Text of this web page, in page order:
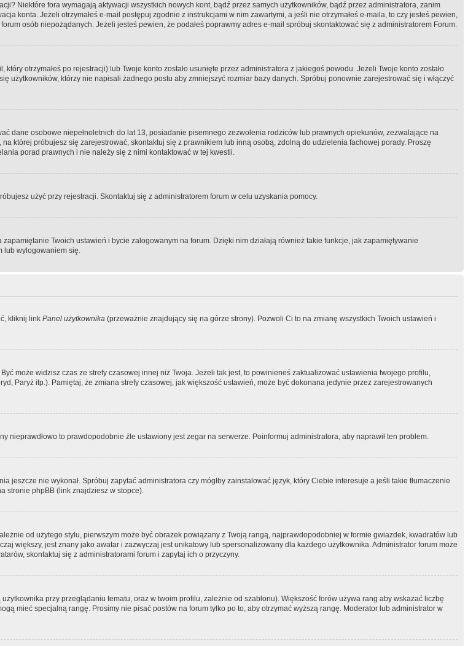
Niektóre fora wymagają aktywacji wszystkich nowych kont, bądź przez samych użytkowników, bądź przez administratora, zanim
konta. Jeżeli otrzymałeś e-mail postępuj zgodnie z instrukcjami w nim zawartymi, a jeśli nie otrzymałeś e-maila, to czy jesteś pewien,
osób niepożądanych. Jeżeli jesteś pewien, że podałeś poprawmy adres e-mail spróbuj skontaktować się z administratorem Forum.
otrzymałeś po rejestracji) lub Twoje konto zostało usunięte przez administratora z jakiegoś powodu. Jeżeli Twoje konto zostało
użytkowników, którzy nie napisali żadnego postu aby zmniejszyć rozmiar bazy danych. Spróbuj ponownie zarejestrować się i włączyć
dane osobowe niepełnoletnich do lat 13, posiadanie pisemnego zezwolenia rodziców lub prawnych opiekunów, zezwalające na
której próbujesz się zarejestrować, skontaktuj się z prawnikiem lub inną osobą, zdolną do udzielenia fachowej porady. Proszę
porad prawnych i nie należy się z nimi kontaktować w tej kwestii.
użyć przy rejestracji. Skontaktuj się z administratorem forum w celu uzyskania pomocy.
Twoich ustawień i bycie zalogowanym na forum. Dzięki nim działają również takie funkcje, jak zapamiętywanie
lub wylogowaniem się.
kliknij link Panel użytkownika (przeważnie znajdujący się na górze strony). Pozwoli Ci to na zmianę wszystkich Twoich ustawień i
może widzisz czas ze strefy czasowej innej niż Twoja. Jeżeli tak jest, to powinieneś zaktualizować ustawienia twojego profilu,
Paryż itp.). Pamiętaj, że zmiana strefy czasowej, jak większość ustawień, może być dokonana jedynie przez zarejestrowanych
to prawdopodobnie źle ustawiony jest zegar na serwerze. Poinformuj administratora, aby naprawił ten problem.
jeszcze nie wykonał. Spróbuj zapytać administratora czy mógłby zainstalować język, który Ciebie interesuje a jeśli takie tłumaczenie
stronie phpBB (link znajdziesz w stopce).
od użytego stylu, pierwszym może być obrazek powiązany z Twoją rangą, najprawdopodobniej w formie gwiazdek, kwadratów lub
większy, jest znany jako awatar i zazwyczaj jest unikatowy lub spersonalizowany dla każdego użytkownika. Administrator forum może
skontaktuj się z administratorami forum i zapytaj ich o przyczyny.
przy przeglądaniu tematu, oraz w twoim profilu, zależnie od szablonu). Większość forów używa rang aby wskazać liczbę
mieć specjalną rangę. Prosimy nie pisać postów na forum tylko po to, aby otrzymać wyższą rangę. Moderator lub administrator w